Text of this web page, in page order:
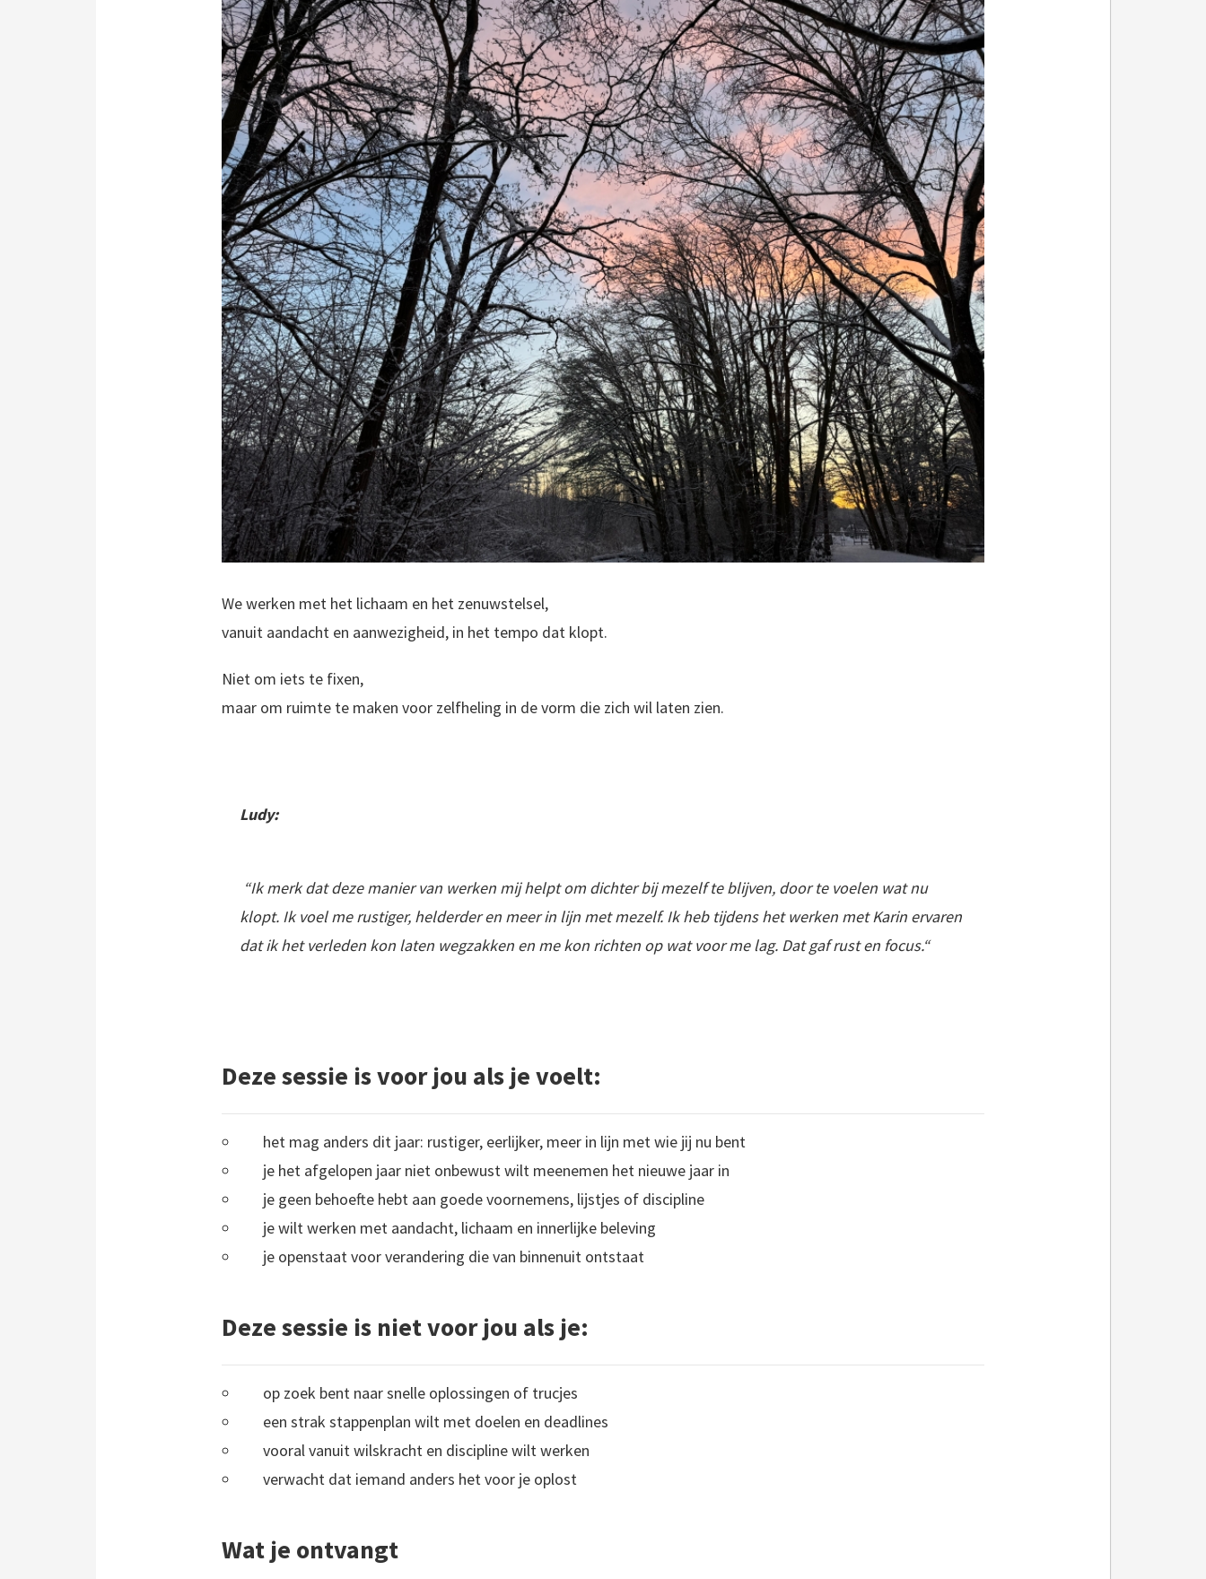
We werken met het lichaam en het zenuwstelsel,
vanuit aandacht en aanwezigheid, in het tempo dat klopt.
Niet om iets te fixen,
maar om ruimte te maken voor zelfheling in de vorm die zich wil laten zien.
Ludy:
“Ik merk dat deze manier van werken mij helpt om dichter bij mezelf te blijven, door te voelen wat nu
klopt. Ik voel me rustiger, helderder en meer in lijn met mezelf. Ik heb tijdens het werken met Karin ervaren
dat ik het verleden kon laten wegzakken en me kon richten op wat voor me lag. Dat gaf rust en focus.“
Deze sessie is voor jou als je voelt:
het mag anders dit jaar: rustiger, eerlijker, meer in lijn met wie jij nu bent
je het afgelopen jaar niet onbewust wilt meenemen het nieuwe jaar in
je geen behoefte hebt aan goede voornemens, lijstjes of discipline
je wilt werken met aandacht, lichaam en innerlijke beleving
je openstaat voor verandering die van binnenuit ontstaat
Deze sessie is niet voor jou als je:
op zoek bent naar snelle oplossingen of trucjes
een strak stappenplan wilt met doelen en deadlines
vooral vanuit wilskracht en discipline wilt werken
verwacht dat iemand anders het voor je oplost
Wat je ontvangt